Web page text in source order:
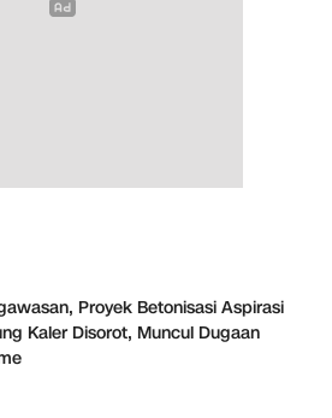
Proyek Betonisasi Aspirasi
Kaler Disorot, Muncul Dugaan